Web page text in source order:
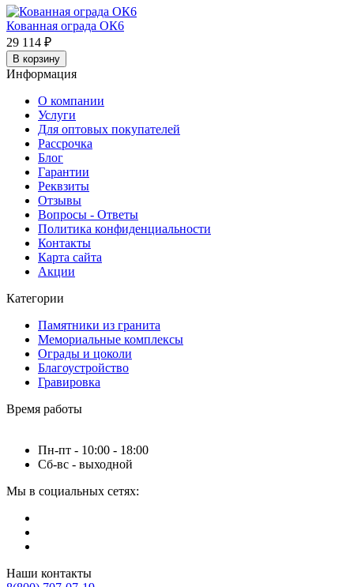
Кованная ограда ОК6
29 114 ₽
В корзину
Информация
О компании
Услуги
Для оптовых покупателей
Рассрочка
Блог
Гарантии
Реквзиты
Отзывы
Вопросы - Ответы
Политика конфиденциальности
Контакты
Карта сайта
Акции
Категории
Памятники из гранита
Мемориальные комплексы
Ограды и цоколи
Благоустройство
Гравировка
Время работы
Пн-пт - 10:00 - 18:00
Сб-вс - выходной
Мы в социальных сетях:
Наши контакты